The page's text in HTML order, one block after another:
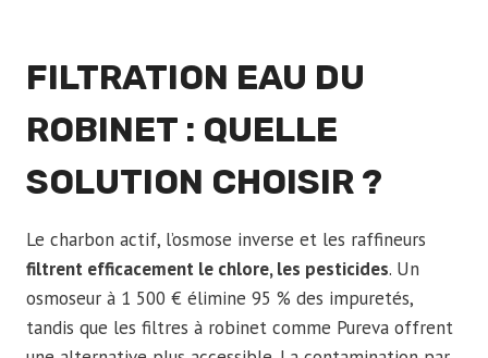
FILTRATION EAU DU
ROBINET : QUELLE
SOLUTION CHOISIR ?
Le charbon actif, l’osmose inverse et les raffineurs
filtrent efficacement le chlore, les pesticides. Un
osmoseur à 1 500 € élimine 95 % des impuretés,
tandis que les filtres à robinet comme Pureva offrent